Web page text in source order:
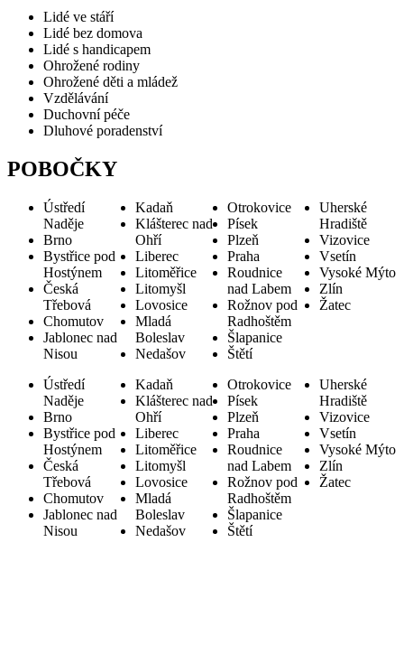
Lidé ve stáří
Lidé bez domova
Lidé s handicapem
Ohrožené rodiny
Ohrožené děti a mládež
Vzdělávání
Duchovní péče
Dluhové poradenství
POBOČKY
Ústředí
Naděje
Brno
Bystřice pod
Hostýnem
Česká
Třebová
Chomutov
Jablonec nad
Nisou
Kadaň
Klášterec nad
Ohří
Liberec
Litoměřice
Litomyšl
Lovosice
Mladá
Boleslav
Nedašov
Otrokovice
Písek
Plzeň
Praha
Roudnice
nad Labem
Rožnov pod
Radhoštěm
Šlapanice
Štětí
Uherské
Hradiště
Vizovice
Vsetín
Vysoké Mýto
Zlín
Žatec
Ústředí
Naděje
Brno
Bystřice pod
Hostýnem
Česká
Třebová
Chomutov
Jablonec nad
Nisou
Kadaň
Klášterec nad
Ohří
Liberec
Litoměřice
Litomyšl
Lovosice
Mladá
Boleslav
Nedašov
Otrokovice
Písek
Plzeň
Praha
Roudnice
nad Labem
Rožnov pod
Radhoštěm
Šlapanice
Štětí
Uherské
Hradiště
Vizovice
Vsetín
Vysoké Mýto
Zlín
Žatec